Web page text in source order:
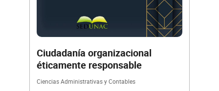
Ciudadanía organizacional
éticamente responsable
Ciencias Administrativas y Contables